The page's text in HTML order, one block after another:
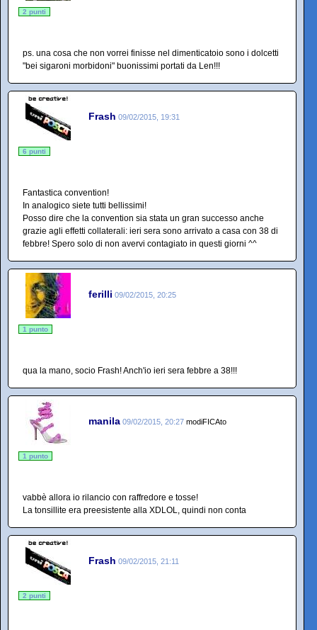
2 punti
ps. una cosa che non vorrei finisse nel dimenticatoio sono i dolcetti
"bei sigaroni morbidoni" buonissimi portati da Len!!!
Frash 09/02/2015, 19:31
6 punti
Fantastica convention!
In analogico siete tutti bellissimi!
Posso dire che la convention sia stata un gran successo anche
grazie agli effetti collaterali: ieri sera sono arrivato a casa con 38 di
febbre! Spero solo di non avervi contagiato in questi giorni ^^
ferilli 09/02/2015, 20:25
1 punto
qua la mano, socio Frash! Anch'io ieri sera febbre a 38!!!
manila 09/02/2015, 20:27 modiFICAto
1 punto
vabbè allora io rilancio con raffredore e tosse!
La tonsillite era preesistente alla XDLOL, quindi non conta
Frash 09/02/2015, 21:11
2 punti